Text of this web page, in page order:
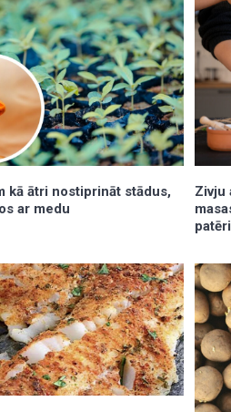
kā ātri nostiprināt stādus,
ar medu
Zivju